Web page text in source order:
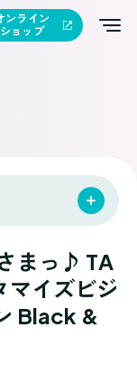
ンライン
ショップ
まっ♪ TA
マイズビジ
Black &